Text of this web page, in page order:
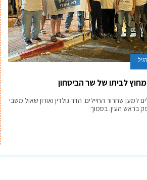
לביתו של שר הביטחון
למען שחרור החיילים. הדר גולדין ואורון שאול משבי
בראש העין. בסמוך